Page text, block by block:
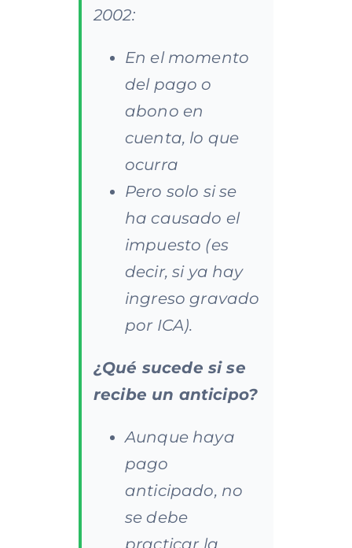
2002:
En el momento
del pago o
abono en
cuenta, lo que
ocurra
Pero solo si se
ha causado el
impuesto (es
decir, si ya hay
ingreso gravado
por ICA).
¿Qué sucede si se
recibe un anticipo?
Aunque haya
pago
anticipado, no
se debe
practicar la